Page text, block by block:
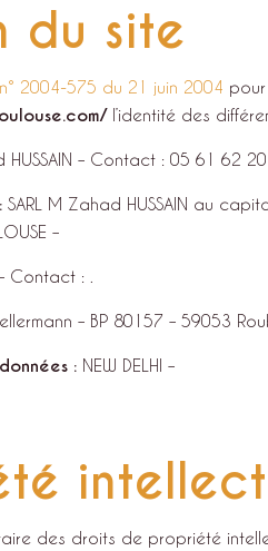
du site
2004-575 du 21 juin 2004
l’identité des
– Contact :05 61 62
SARL M Zahad HUSSAIN au
–
Contact : .
– BP 80157 – 59053
: NEW DELHI–
des droits de propriété